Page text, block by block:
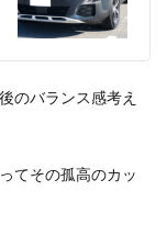
のバランス感考え
てその孤高のカッ